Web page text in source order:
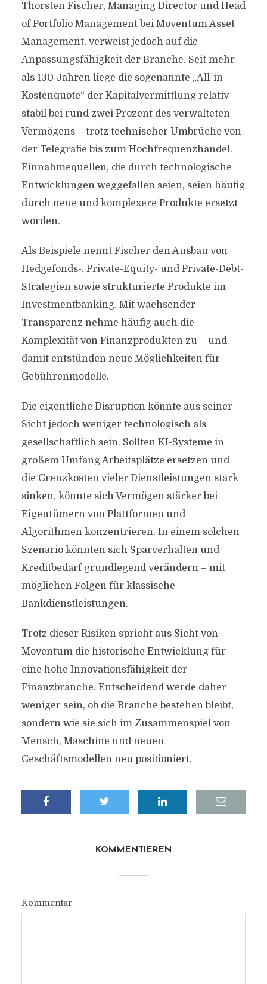
Thorsten Fischer, Managing Director und Head
of Portfolio Management bei Moventum Asset
Management, verweist jedoch auf die
Anpassungsfähigkeit der Branche. Seit mehr
als 130 Jahren liege die sogenannte „All-in-
Kostenquote“ der Kapitalvermittlung relativ
stabil bei rund zwei Prozent des verwalteten
Vermögens – trotz technischer Umbrüche von
der Telegrafie bis zum Hochfrequenzhandel.
Einnahmequellen, die durch technologische
Entwicklungen weggefallen seien, seien häufig
durch neue und komplexere Produkte ersetzt
worden.
Als Beispiele nennt Fischer den Ausbau von
Hedgefonds-, Private-Equity- und Private-Debt-
Strategien sowie strukturierte Produkte im
Investmentbanking. Mit wachsender
Transparenz nehme häufig auch die
Komplexität von Finanzprodukten zu – und
damit entstünden neue Möglichkeiten für
Gebührenmodelle.
Die eigentliche Disruption könnte aus seiner
Sicht jedoch weniger technologisch als
gesellschaftlich sein. Sollten KI-Systeme in
großem Umfang Arbeitsplätze ersetzen und
die Grenzkosten vieler Dienstleistungen stark
sinken, könnte sich Vermögen stärker bei
Eigentümern von Plattformen und
Algorithmen konzentrieren. In einem solchen
Szenario könnten sich Sparverhalten und
Kreditbedarf grundlegend verändern – mit
möglichen Folgen für klassische
Bankdienstleistungen.
Trotz dieser Risiken spricht aus Sicht von
Moventum die historische Entwicklung für
eine hohe Innovationsfähigkeit der
Finanzbranche. Entscheidend werde daher
weniger sein, ob die Branche bestehen bleibt,
sondern wie sie sich im Zusammenspiel von
Mensch, Maschine und neuen
Geschäftsmodellen neu positioniert.
KOMMENTIEREN
Kommentar